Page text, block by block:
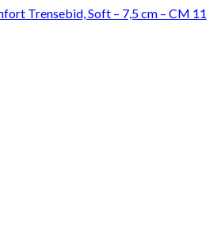
Trensebid, Soft – 7,5 cm – CM 11